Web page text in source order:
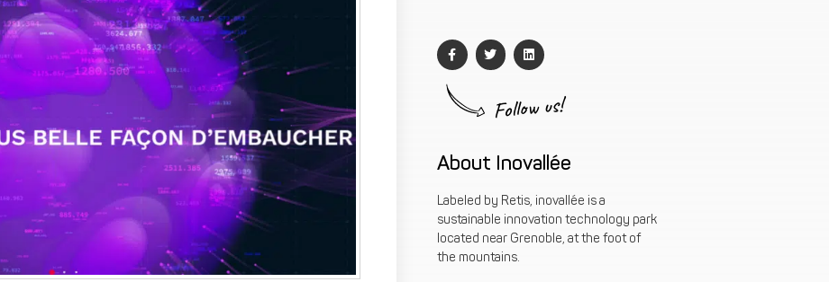
Follow us!
About Inovallée
Labeled by Retis, inovallée is a
sustainable innovation technology park
located near Grenoble, at the foot of
the mountains.